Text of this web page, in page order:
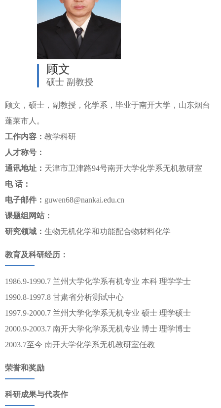
顾文
硕士 副教授
顾文，硕士，副教授，化学系，毕业于南开大学，山东烟台
蓬莱市人。
工作内容： 教学科研
人才称号：
通讯地址： 天津市卫津路94号南开大学化学系无机教研室
电 话：
电子邮件： guwen68@nankai.edu.cn
课题组网站：
研究领域： 生物无机化学和功能配合物材料化学
教育及科研经历：
1986.9-1990.7 兰州大学化学系有机专业 本科 理学学士
1990.8-1997.8 甘肃省分析测试中心
1997.9-2000.7 兰州大学化学系无机专业 硕士 理学硕士
2000.9-2003.7 南开大学化学系无机专业 博士 理学博士
2003.7至今 南开大学化学系无机教研室任教
荣誉和奖励
科研成果与代表作